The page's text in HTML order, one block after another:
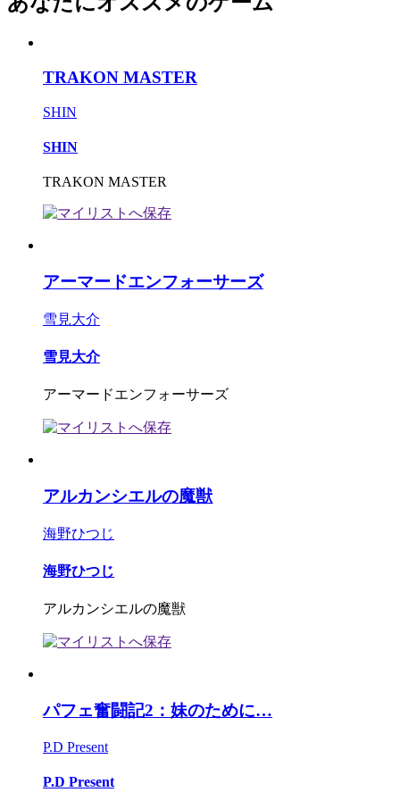
TRAKON MASTER
SHIN
SHIN
TRAKON MASTER
アーマードエンフォーサーズ
雪見大介
雪見大介
アーマードエンフォーサーズ
アルカンシエルの魔獣
海野ひつじ
海野ひつじ
アルカンシエルの魔獣
パフェ奮闘記2：妹のために…
P.D Present
P.D Present